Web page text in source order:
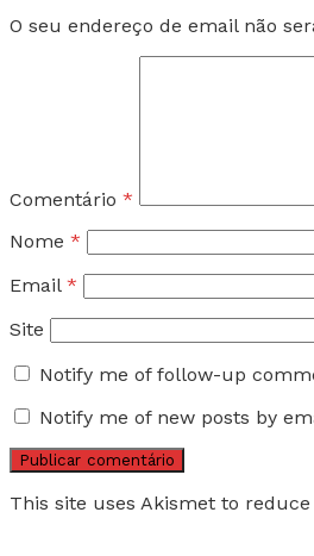
O seu endereço de email não
Comentário *
Nome *
Email *
Site
Notify me of follow-up
Notify me of new posts by
This site uses Akismet to reduce